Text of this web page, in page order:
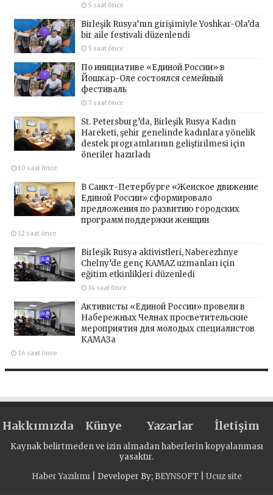
5 saat önce
Birleşik Rusya’nın girişimiyle Yoshkar-Ola’da
bir aile festivali düzenlendi
5 saat önce
По инициативе «Единой России» в
Йошкар-Оле состоялся семейный
фестиваль
7 saat önce
St. Petersburg’da, Birleşik Rusya Kadın
Hareketi, şehir genelinde kadınlara yönelik
destek programlarının geliştirilmesi için
öneriler hazırladı
10 saat önce
В Санкт-Петербурге «Женское движение
Единой России» сформировало
предложения по развитию городских
программ поддержки женщин
12 saat önce
Birleşik Rusya aktivistleri, Naberezhnye
Chelny’de genç KAMAZ uzmanları için
eğitim etkinlikleri düzenledi
14 saat önce
Активисты «Единой России» провели в
Набережных Челнах просветительские
мероприятия для молодых специалистов
КАМАЗа
16 saat önce
Hakkımızda Künye Yazarlar İletişim
Kaynak belirtmeden ve izin almadan haberlerin kopyalanması
yasaktır.
Haber Yazılımı| Developer By; BEYNSOFT Ucuz site